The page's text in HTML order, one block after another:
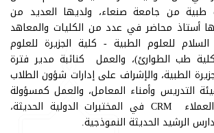
طبية من جامعة صنعاء، ولديها العديد من
أستاذ محاضر في عدد من الكليات والمعاهد
للعلوم الطبية - كلية الجزيرة للعلوم
كلية طب الطوارئ)، والعمل كنائبة مدير فترة
الطبية، والإشراف على إدارات شؤون الطلاب
التدريس وأمناء المعامل، والعمل كمسؤولة
قسم إدارة خدمة العملاء CRM في المختبرات الدولية الحديثة،
الرشيد الحديثة النموذجية.